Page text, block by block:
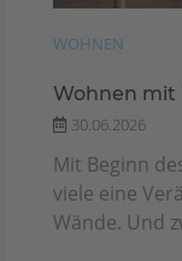
WOHNEN
Wohnen mit
30.06.2026
Mit Beginn
viele eine
Wände. Und